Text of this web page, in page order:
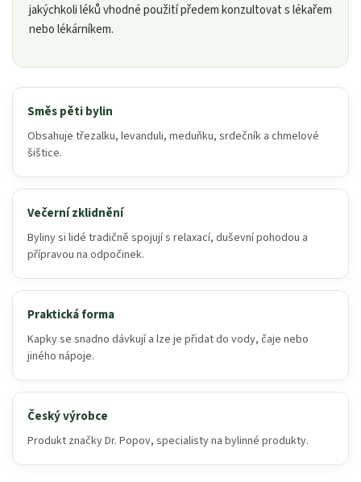
jakýchkoli léků vhodné použití předem konzultovat s lékařem
nebo lékárníkem.
Směs pěti bylin
Obsahuje třezalku, levanduli, meduňku, srdečník a chmelové
šištice.
Večerní zklidnění
Byliny si lidé tradičně spojují s relaxací, duševní pohodou a
přípravou na odpočinek.
Praktická forma
Kapky se snadno dávkují a lze je přidat do vody, čaje nebo
jiného nápoje.
Český výrobce
Produkt značky Dr. Popov, specialisty na bylinné produkty.